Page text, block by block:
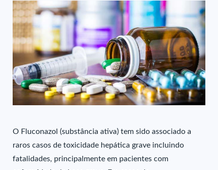
O Fluconazol (substância ativa) tem sido associado a
raros casos de toxicidade hepática grave incluindo
fatalidades, principalmente em pacientes com